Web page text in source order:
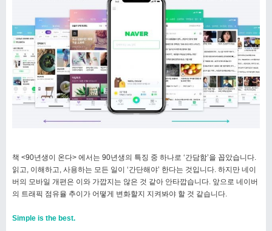
책 <90년생이 온다> 에서는 90년생의 특징 중 하나로 ‘간담함’을 꼽았습니다.
읽고, 이해하고, 사용하는 모든 일이 ‘간단해야’ 한다는 것입니다. 하지만 네이
버의 모바일 개편은 이와 가깝지는 않은 것 같아 안타깝습니다. 앞으로 네이버
의 트래픽 점유율 추이가 어떻게 변화할지 지켜봐야 할 것 같습니다.
Simple is the best.